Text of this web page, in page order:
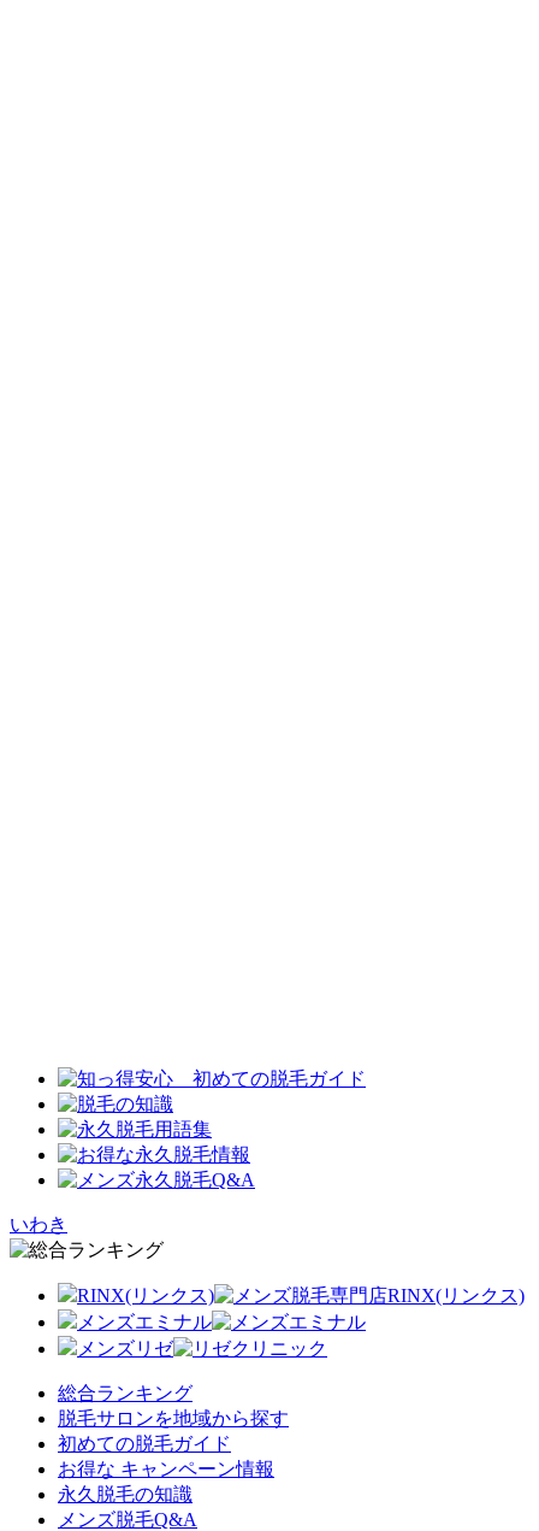
いわき
RINX(リンクス)
メンズエミナル
メンズリゼ
総合ランキング
脱毛サロンを地域から探す
初めての脱毛ガイド
お得な キャンペーン情報
永久脱毛の知識
メンズ脱毛Q&A